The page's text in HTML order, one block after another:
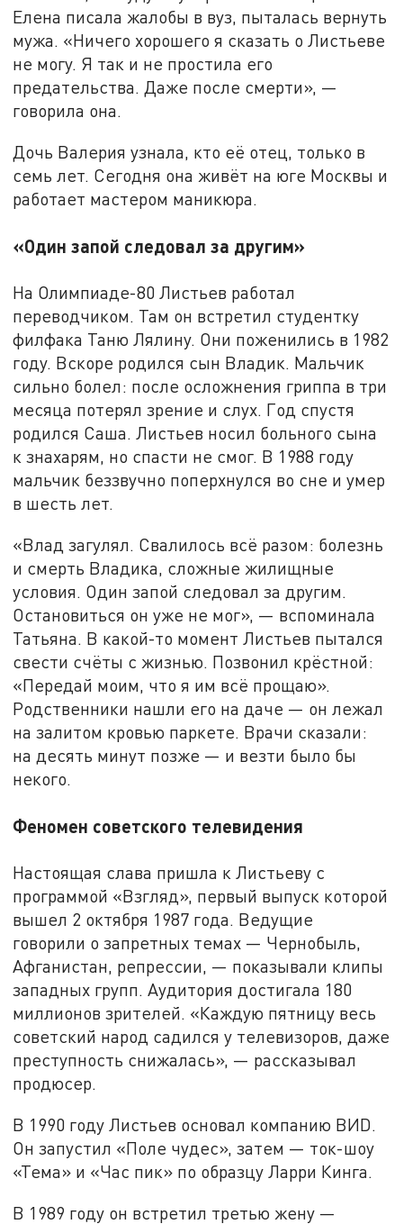
Елена писала жалобы в вуз, пыталась вернуть
мужа. «Ничего хорошего я сказать о Листьеве
не могу. Я так и не простила его
предательства. Даже после смерти», —
говорила она.
Дочь Валерия узнала, кто её отец, только в
семь лет. Сегодня она живёт на юге Москвы и
работает мастером маникюра.
«Один запой следовал за другим»
На Олимпиаде-80 Листьев работал
переводчиком. Там он встретил студентку
филфака Таню Лялину. Они поженились в 1982
году. Вскоре родился сын Владик. Мальчик
сильно болел: после осложнения гриппа в три
месяца потерял зрение и слух. Год спустя
родился Саша. Листьев носил больного сына
к знахарям, но спасти не смог. В 1988 году
мальчик беззвучно поперхнулся во сне и умер
в шесть лет.
«Влад загулял. Свалилось всё разом: болезнь
и смерть Владика, сложные жилищные
условия. Один запой следовал за другим.
Остановиться он уже не мог», — вспоминала
Татьяна. В какой-то момент Листьев пытался
свести счёты с жизнью. Позвонил крёстной:
«Передай моим, что я им всё прощаю».
Родственники нашли его на даче — он лежал
на залитом кровью паркете. Врачи сказали:
на десять минут позже — и везти было бы
некого.
Феномен советского телевидения
Настоящая слава пришла к Листьеву с
программой «Взгляд», первый выпуск которой
вышел 2 октября 1987 года. Ведущие
говорили о запретных темах — Чернобыль,
Афганистан, репрессии, — показывали клипы
западных групп. Аудитория достигала 180
миллионов зрителей. «Каждую пятницу весь
советский народ садился у телевизоров, даже
преступность снижалась», — рассказывал
продюсер.
В 1990 году Листьев основал компанию ВИD.
Он запустил «Поле чудес», затем — ток-шоу
«Тема» и «Час пик» по образцу Ларри Кинга.
В 1989 году он встретил третью жену —